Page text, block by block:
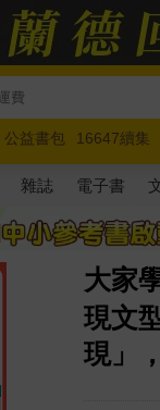
公益書包 16647續集
馬斯克 玩具總動員5
雜誌 電子書
大家
現文
現」